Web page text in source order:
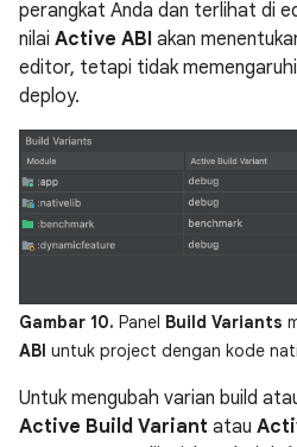
perangkat Anda dan terlihat di
nilai Active ABI akan
editor, tetapi tidak
deploy.
Gambar 10. Panel Build Variants
ABI untuk project dengan kode
Untuk mengubah varian build
Active Build Variant atau